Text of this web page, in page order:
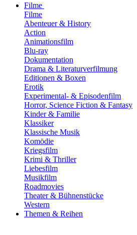
Filme
Filme
Abenteuer & History
Action
Animationsfilm
Blu-ray
Dokumentation
Drama & Literaturverfilmung
Editionen & Boxen
Erotik
Experimental- & Episodenfilm
Horror, Science Fiction & Fantasy
Kinder & Familie
Klassiker
Klassische Musik
Komödie
Kriegsfilm
Krimi & Thriller
Liebesfilm
Musikfilm
Roadmovies
Theater & Bühnenstücke
Western
Themen & Reihen